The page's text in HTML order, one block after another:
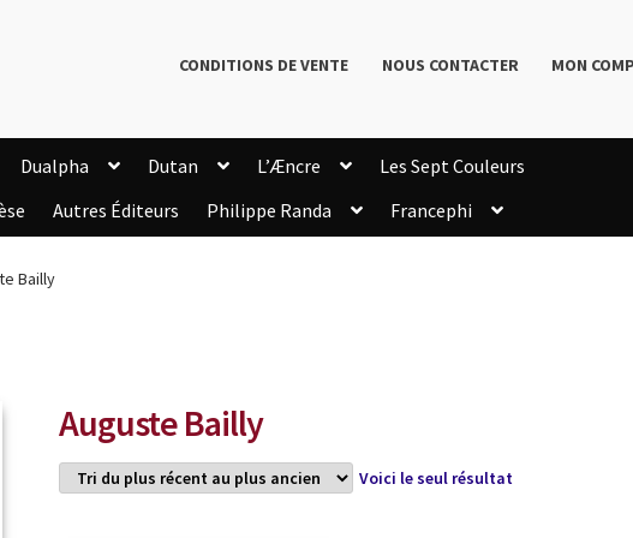
CONDITIONS DE VENTE NOUS CONTACTER MON
Dualpha Dutan L’Æncre
Les Sept Couleurs
Autres Éditeurs Philippe Randa
Francephi
Bailly
Auguste Bailly
Voici le seul résultat